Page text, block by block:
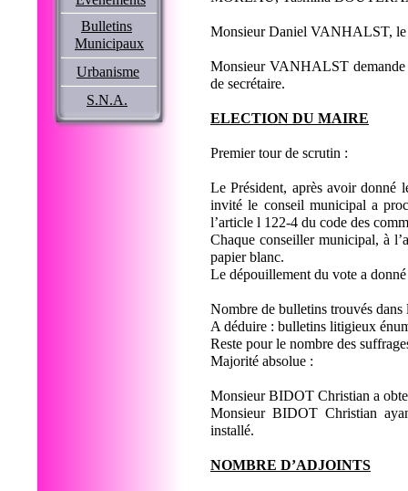
Monsieur Daniel VANHALST, le
Monsieur VANHALST demande
de secrétaire.
ELECTION DU MAIRE
Premier tour de scrutin :
Le Président, après avoir donné
invité le conseil municipal a
l’article l 122-4 du code des
Chaque conseiller municipal, à
papier blanc.
Le dépouillement du vote a
Nombre de bulletins trouvés dans
A déduire : bulletins litigieux
Reste pour le nombre des
Majorité absolue :
Monsieur BIDOT Christian a
Monsieur BIDOT Christian
installé.
NOMBRE D’ADJOINTS
Bulletins
Municipaux
Urbanisme
S.N.A.